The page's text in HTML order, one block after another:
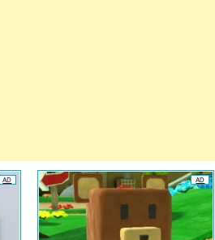
AD AD